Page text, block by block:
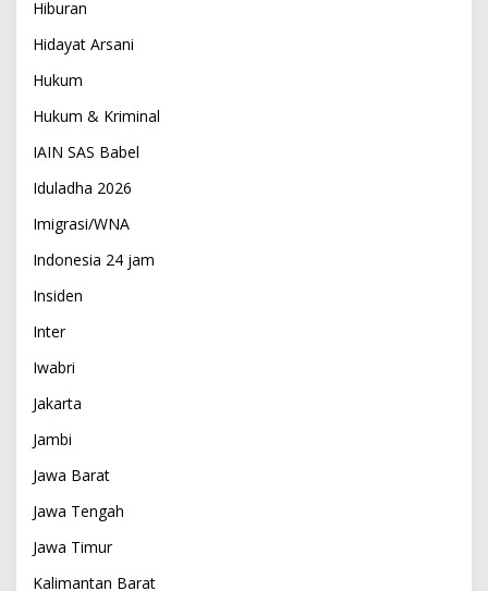
Hiburan
Hidayat Arsani
Hukum
Hukum & Kriminal
IAIN SAS Babel
Iduladha 2026
Imigrasi/WNA
Indonesia 24 jam
Insiden
Inter
Iwabri
Jakarta
Jambi
Jawa Barat
Jawa Tengah
Jawa Timur
Kalimantan Barat